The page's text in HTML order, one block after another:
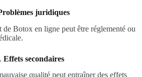
juridiques
de Botox en ligne peut être réglementé ou
Effets secondaires
qualité peut entraîner des effets